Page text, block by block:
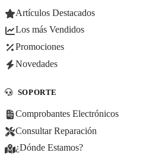
Artículos Destacados
Los más Vendidos
Promociones
Novedades
SOPORTE
Comprobantes Electrónicos
Consultar Reparación
¿Dónde Estamos?